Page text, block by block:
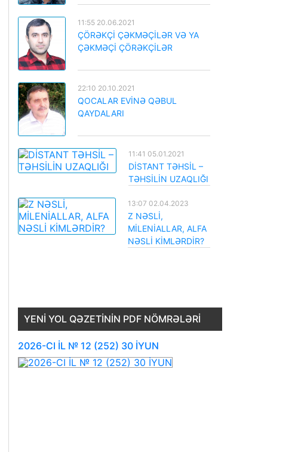
11:55 20.06.2021
ÇÖRƏKÇİ ÇƏKMƏÇİLƏR VƏ YA
ÇƏKMƏÇİ ÇÖRƏKÇİLƏR
22:10 20.10.2021
QOCALAR EVİNƏ QƏBUL
QAYDALARI
11:41 05.01.2021
DİSTANT TƏHSİL –
TƏHSİLİN UZAQLIĞI
13:07 02.04.2023
Z NƏSLİ,
MİLENİALLAR, ALFA
NƏSLİ KİMLƏRDİR?
YENI YOL QƏZETININ PDF NÖMRƏLƏRI
2026-CI İL № 12 (252) 30 İYUN